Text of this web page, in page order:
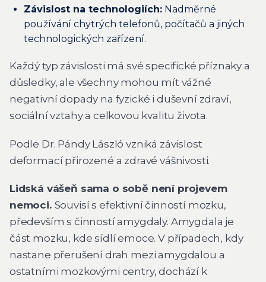
Závislost na technologiích: Nadměrné
používání chytrých telefonů, počítačů a jiných
technologických zařízení.
Každý typ závislosti má své specifické příznaky a
důsledky, ale všechny mohou mít vážné
negativní dopady na fyzické i duševní zdraví,
sociální vztahy a celkovou kvalitu života.
Podle Dr. Pándy László vzniká závislost
deformací přirozené a zdravé vášnivosti.
Lidská vášeň sama o sobě není projevem
nemoci. Souvisí s efektivní činností mozku,
především s činností amygdaly. Amygdala je
část mozku, kde sídlí emoce. V případech, kdy
nastane přerušení drah mezi amygdalou a
ostatními mozkovými centry, dochází k